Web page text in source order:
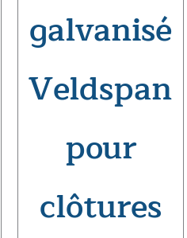
galvanisé
Veldspan
pour
clôtures